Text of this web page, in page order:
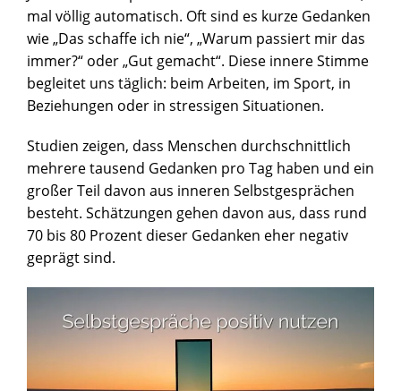
mal völlig automatisch. Oft sind es kurze Gedanken
wie „Das schaffe ich nie“, „Warum passiert mir das
immer?“ oder „Gut gemacht“. Diese innere Stimme
begleitet uns täglich: beim Arbeiten, im Sport, in
Beziehungen oder in stressigen Situationen.
Studien zeigen, dass Menschen durchschnittlich
mehrere tausend Gedanken pro Tag haben und ein
großer Teil davon aus inneren Selbstgesprächen
besteht. Schätzungen gehen davon aus, dass rund
70 bis 80 Prozent dieser Gedanken eher negativ
geprägt sind.